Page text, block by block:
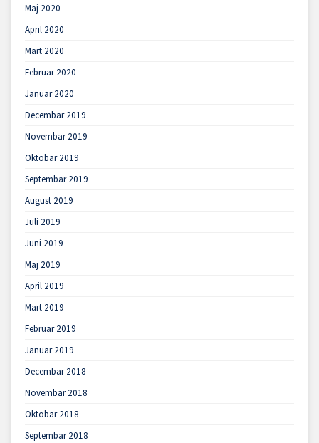
Maj 2020
April 2020
Mart 2020
Februar 2020
Januar 2020
Decembar 2019
Novembar 2019
Oktobar 2019
Septembar 2019
August 2019
Juli 2019
Juni 2019
Maj 2019
April 2019
Mart 2019
Februar 2019
Januar 2019
Decembar 2018
Novembar 2018
Oktobar 2018
Septembar 2018